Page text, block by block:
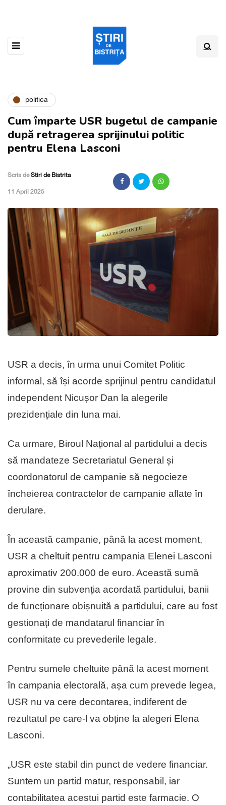
politica
Cum împarte USR bugetul de campanie
după retragerea sprijinului politic
pentru Elena Lasconi
Scris deStiri de Bistrita
,11 April 2025
USR a decis, în urma unui Comitet Politic
informal, să își acorde sprijinul pentru candidatul
independent Nicușor Dan la alegerile
prezidențiale din luna mai.
Ca urmare, Biroul Național al partidului a decis
să mandateze Secretariatul General și
coordonatorul de campanie să negocieze
încheierea contractelor de campanie aflate în
derulare.
În această campanie, până la acest moment,
USR a cheltuit pentru campania Elenei Lasconi
aproximativ 200.000 de euro. Această sumă
provine din subvenția acordată partidului, banii
de funcționare obișnuită a partidului, care au fost
gestionați de mandatarul financiar în
conformitate cu prevederile legale.
Pentru sumele cheltuite până la acest moment
în campania electorală, așa cum prevede legea,
USR nu va cere decontarea, indiferent de
rezultatul pe care-l va obține la alegeri Elena
Lasconi.
„USR este stabil din punct de vedere financiar.
Suntem un partid matur, responsabil, iar
contabilitatea acestui partid este farmacie. O